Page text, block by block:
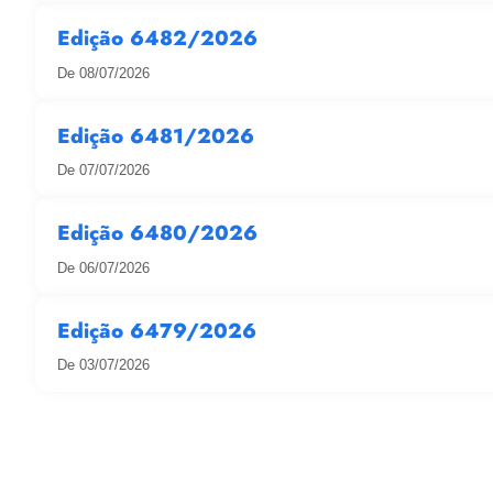
Edição 6482/2026
De 08/07/2026
Edição 6481/2026
De 07/07/2026
Edição 6480/2026
De 06/07/2026
Edição 6479/2026
De 03/07/2026